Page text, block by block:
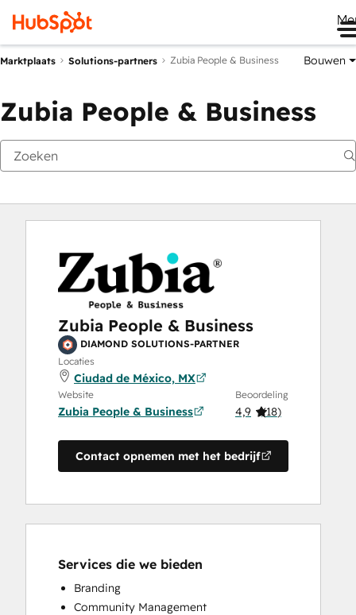
Marktplaats Solutions-partners Zubia People & Business Bouwen
Zubia People & Business
Zubia People & Business
DIAMOND SOLUTIONS-PARTNER
Locaties
Ciudad de México, MX
Website
Zubia People & Business
Beoordeling
4,9 (18)
Contact opnemen met het bedrijf
Services die we bieden
Branding
Community Management